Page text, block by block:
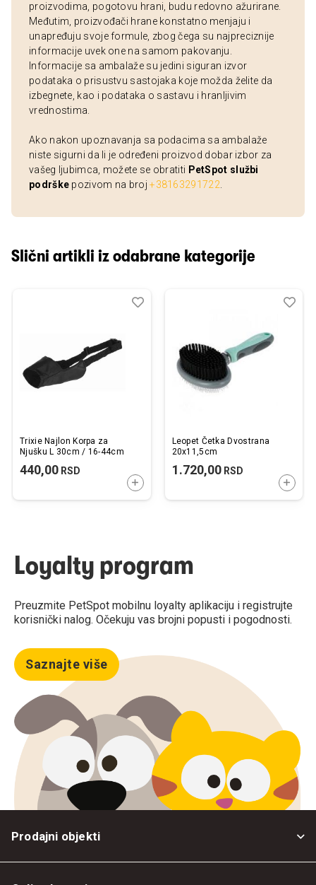
proizvodima, pogotovu hrani, budu redovno ažurirane.
Međutim, proizvođači hrane konstatno menjaju i
unapređuju svoje formule, zbog čega su najpreciznije
informacije uvek one na samom pakovanju.
Informacije sa ambalaže su jedini siguran izvor
podataka o prisustvu sastojaka koje možda želite da
izbegnete, kao i podataka o sastavu i hranljivim
vrednostima.
Ako nakon upoznavanja sa podacima sa ambalaže
niste sigurni da li je određeni proizvod dobar izbor za
vašeg ljubimca, možete se obratiti PetSpot službi
podrške pozivom na broj+38163291722
Slični artikli iz odabrane kategorije
Trixie Najlon Korpa za
Njušku L 30cm / 16-44cm
440,00 RSD
DODAJTE U KORPU
Dodaj
Uporedi
Leopet Četka Dvostrana
20x11,5cm
1.720,00RSD
Loyalty program
Preuzmite PetSpot mobilnu loyalty aplikaciju i registrujte
korisnički nalog. Očekuju vas brojni popusti i pogodnosti.
Saznajte više
Prodajni objekti